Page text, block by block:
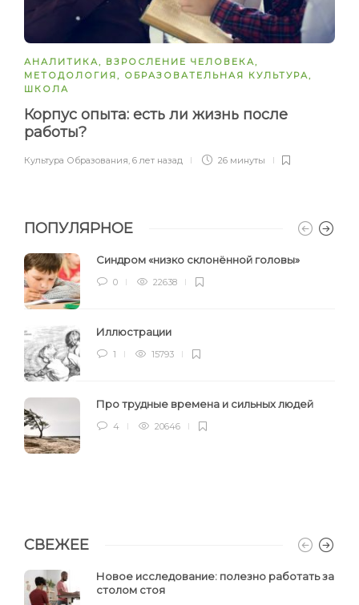
АНАЛИТИКА, ВЗРОСЛЕНИЕ ЧЕЛОВЕКА,
МЕТОДОЛОГИЯ, ОБРАЗОВАТЕЛЬНАЯ КУЛЬТУРА,
ШКОЛА
Корпус опыта: есть ли жизнь после
работы?
Культура Образования, 6 лет назад 26 минуты
ПОПУЛЯРНОЕ
Синдром «низко склонённой головы»
0 22638
Иллюстрации
1 15793
Про трудные времена и сильных людей
4 20646
СВЕЖЕЕ
Новое исследование: полезно работать за
столом стоя